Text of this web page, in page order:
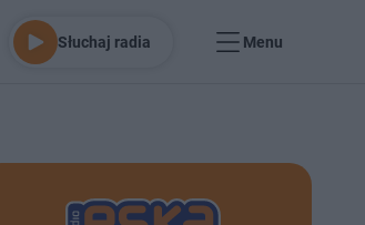
Słuchaj radia Menu